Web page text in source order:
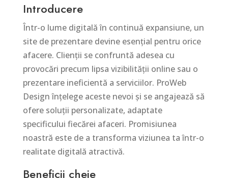
Introducere
Într-o lume digitală în continuă expansiune, un
site de prezentare devine esențial pentru orice
afacere. Clienții se confruntă adesea cu
provocări precum lipsa vizibilității online sau o
prezentare ineficientă a serviciilor. ProWeb
Design înțelege aceste nevoi și se angajează să
ofere soluții personalizate, adaptate
specificului fiecărei afaceri. Promisiunea
noastră este de a transforma viziunea ta într-o
realitate digitală atractivă.
Beneficii cheie